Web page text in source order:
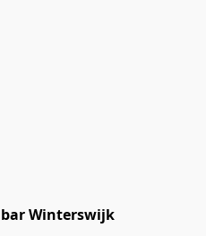
Winterswijk